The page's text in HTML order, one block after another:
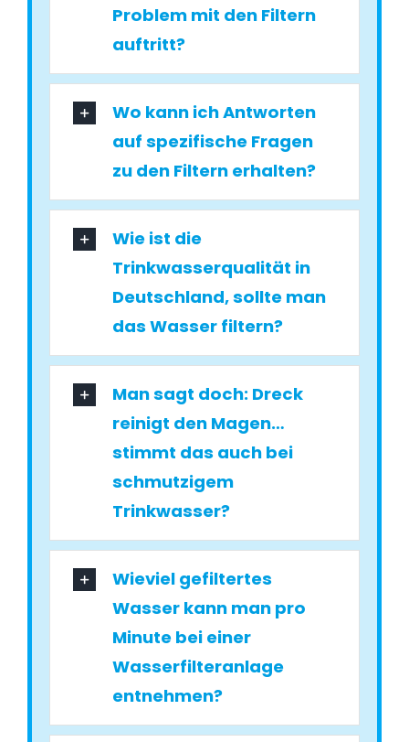
Problem mit den Filtern
auftritt?
Wo kann ich Antworten
auf spezifische Fragen
zu den Filtern erhalten?
Wie ist die
Trinkwasserqualität in
Deutschland, sollte man
das Wasser filtern?
Man sagt doch: Dreck
reinigt den Magen…
stimmt das auch bei
schmutzigem
Trinkwasser?
Wieviel gefiltertes
Wasser kann man pro
Minute bei einer
Wasserfilteranlage
entnehmen?